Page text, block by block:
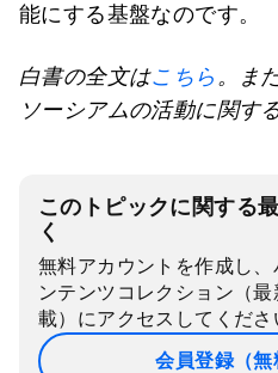
能にする基盤なのです。
白書の全文はこちら 。ま
ソーシアムの活動に関す
このトピックに関する
く
無料アカウントを作成し
ンテンツコレクション（
載）にアクセスしてくださ
会員登録（無